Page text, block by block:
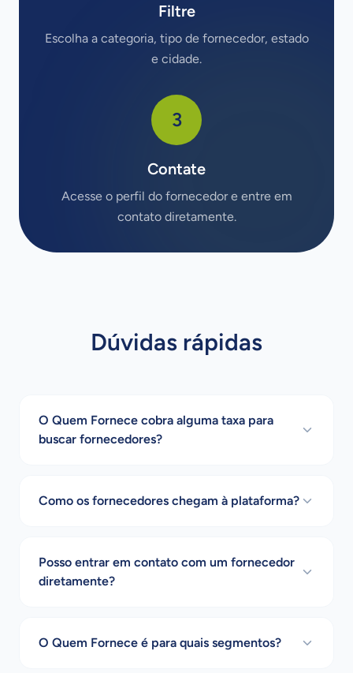
Filtre
Escolha a categoria, tipo de fornecedor, estado
e cidade.
3
Contate
Acesse o perfil do fornecedor e entre em
contato diretamente.
Dúvidas rápidas
O Quem Fornece cobra alguma taxa para
buscar fornecedores?
Como os fornecedores chegam à plataforma?
Posso entrar em contato com um fornecedor
diretamente?
O Quem Fornece é para quais segmentos?